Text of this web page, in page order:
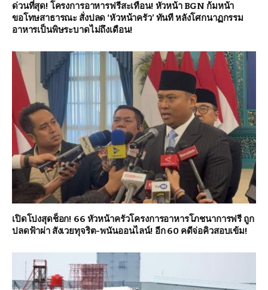
ด่วนที่สุด! โครงการอาหารฟรีสะเทือน! หัวหน้า BGN ก้มหน้า
ขอโทษสาธารณะ สั่งปลด ‘หัวหน้าครัว’ ทันที หลังโศกนาฏกรรม
อาหารเป็นพิษระบาดไม่ถึงเดือน!
เปิดโปงสุดช็อก! 66 หัวหน้าครัวโครงการอาหารโภชนาการฟรี ถูก
ปลดฟ้าผ่า สังเวยทุจริต-พนันออนไลน์! อีก 60 คดีจ่อคิวสอบเข้ม!